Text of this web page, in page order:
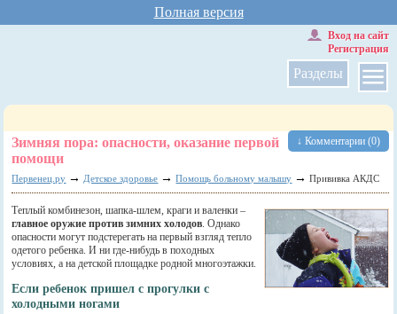
Полная версия
Разделы
Вход на сайт
Регистрация
↓ Комментарии (0)
Зимняя пора: опасности, оказание первой
помощи
Первенец.ру → Детское здоровье → Помощь больному малышу → Прививка АКДС
Теплый комбинезон, шапка-шлем, краги и валенки –
главное оружие против зимних холодов. Однако
опасности могут подстерегать на первый взгляд тепло
одетого ребенка. И ни где-нибудь в походных
условиях, а на детской площадке родной многоэтажки.
Если ребенок пришел с прогулки с
холодными ногами